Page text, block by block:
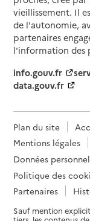
vieillissement. Il
de l'autonomie,
partenaires
l'information des
info.gouv.fr
data.gouv.fr
Plan du site
Mentions légales
Données
Politique des
Partenaires
Sauf mention